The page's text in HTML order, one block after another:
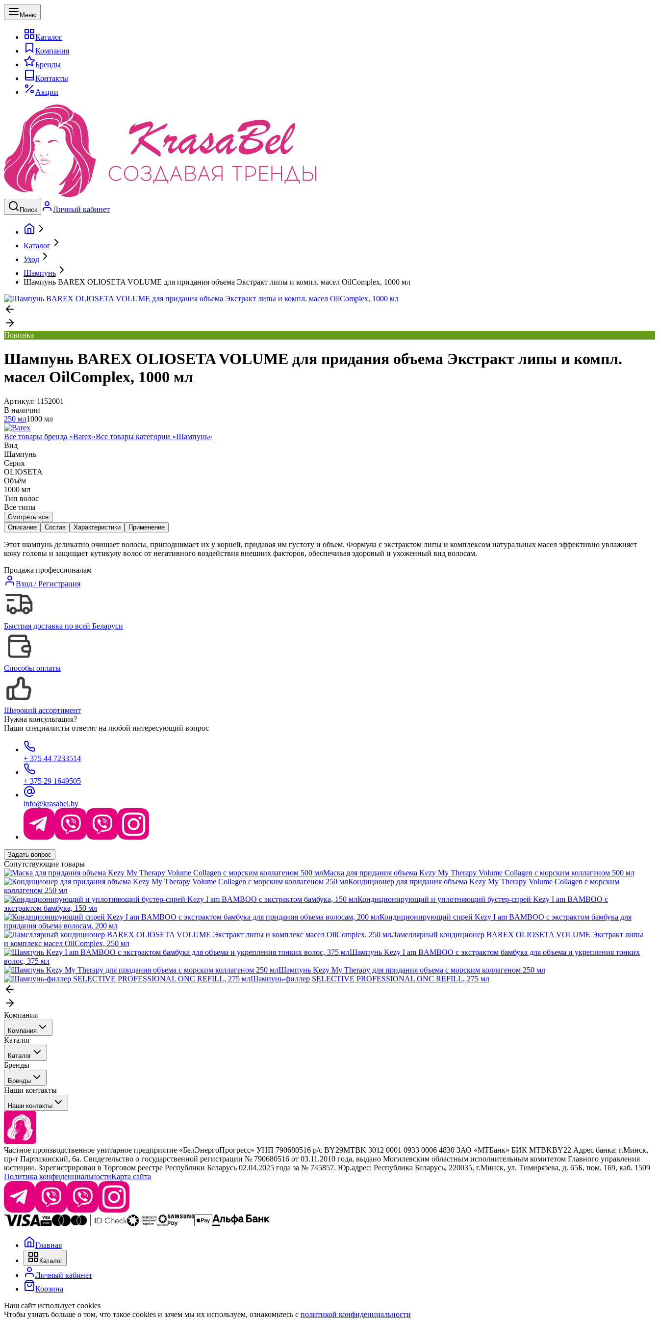
Меню
Каталог
Компания
Бренды
Контакты
Акции
Поиск Личный кабинет
Каталог
Уход
Шампунь
Шампунь BAREX OLIOSETA VOLUME для придания объема Экстракт липы и компл. масел OilComplex, 1000 мл
Новинка
Шампунь BAREX OLIOSETA VOLUME для придания объема Экстракт липы и компл.
масел OilComplex, 1000 мл
Артикул: 1152001
В наличии
250 мл1000 мл
Все товары бренда «Barex»Все товары категории «Шампунь»
Вид
Шампунь
Серия
OLIOSETA
Объём
1000 мл
Тип волос
Все типы
Смотреть все
Описание
Состав Характеристики Применение
Этот шампунь деликатно очищает волосы, приподнимает их у корней, придавая им густоту и объем. Формула с экстрактом липы и комплексом натуральных масел эффективно увлажняет
кожу головы и защищает кутикулу волос от негативного воздействия внешних факторов, обеспечивая здоровый и ухоженный вид волосам.
Продажа профессионалам
Вход / Регистрация
Быстрая доставка по всей Беларуси
Способы оплаты
Широкий ассортимент
Нужна консультация?
Наши специалисты ответят на любой интересующий вопрос
+ 375 44 7233514
+ 375 29 1649505
info@krasabel.by
Задать вопрос
Сопутствующие товары
Маска для придания объема Kezy My Therapy Volume Collagen с морским коллагеном 500 мл
Кондиционер для придания объема Kezy My Therapy Volume Collagen с морским
коллагеном 250 мл
Кондиционирующий и уплотняющий бустер-спрей Kezy I am BAMBOO с
экстрактом бамбука, 150 мл
Кондиционирующий спрей Kezy I am BAMBOO с экстрактом бамбука для
придания объема волосам, 200 мл
Ламеллярный кондиционер BAREX OLIOSETA VOLUME Экстракт липы
и комплекс масел OilComplex, 250 мл
Шампунь Kezy I am BAMBOO с экстрактом бамбука для объема и укрепления тонких
волос, 375 мл
Шампунь Kezy My Therapy для придания объема с морским коллагеном 250 мл
Шампунь-филлер SELECTIVE PROFESSIONAL ONC REFILL, 275 мл
Компания
Компания
События
Покупателю
Каталог
Каталог
Профессиональные средства для окрашивания волос
Сервисные средства
Уход
Стайлинг
Брови и ресницы
Барберинг
Наборы
Расходные материалы
Бренды
Бренды
Tefia
Concept
Kezy
Barex
Sim Sensitive
Kebren
Selective Professional
White Line
Наши контакты
Наши контакты
+ 375 44 7233514
+ 375 29 1649505
info@krasabel.by
Офис: г. Минск, ул. Тимирязева 65Б, офис 1509
Склад: г. Минск, ул. Домбровская, 15
Время работы: пн–чт 9:00–17:30, пт 9:00–17:00
Частное производственное унитарное предприятие «БелЭнергоПрогресс» УНП 790680516 р/с BY29MTBK 3012 0001 0933 0006 4830 ЗАО «МТБанк» БИК MTBKBY22 Адрес банка: г.Минск,
пр-т Партизанский, 6а. Свидетельство о государственной регистрации № 790680516 от 03.11.2010 года, выдано Могилевским областным исполнительным комитетом Главного управления
юстиции. Зарегистрирован в Торговом реестре Республики Беларусь 02.04.2025 года за № 745857. Юр.адрес: Республика Беларусь, 220035, г.Минск, ул. Тимирязева, д. 65Б, пом. 169, каб. 1509
Политика конфиденциальностиКарта сайта
Главная
Каталог
Личный кабинет
Корзина
Наш сайт использует cookies
Чтобы узнать больше о том, что такое cookies и зачем мы их используем, ознакомьтесь с политикой конфиденциальности